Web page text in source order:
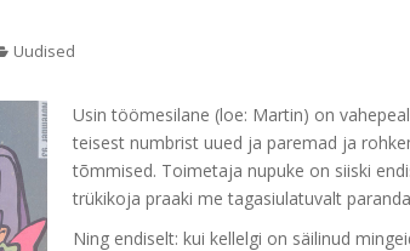
Uudised
Usin töömesilane (loe: Martin) on
teisest numbrist uued ja paremad ja
tõmmised. Toimetaja nupuke on siiski
trükikoja praaki me tagasiulatuvalt
Ning endiselt: kui kellelgi on säilinud